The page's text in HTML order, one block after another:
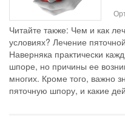
Читайте также: Чем и как
условиях? Лечение
Наверняка практически
шпоре, но причины ее
многих. Кроме того, важно
пяточную шпору, и какие